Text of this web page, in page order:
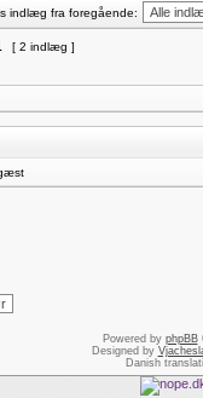
indlæg fra foregående:
[ 2 indlæg ]
Powered by phpBB
Designed by
Danish